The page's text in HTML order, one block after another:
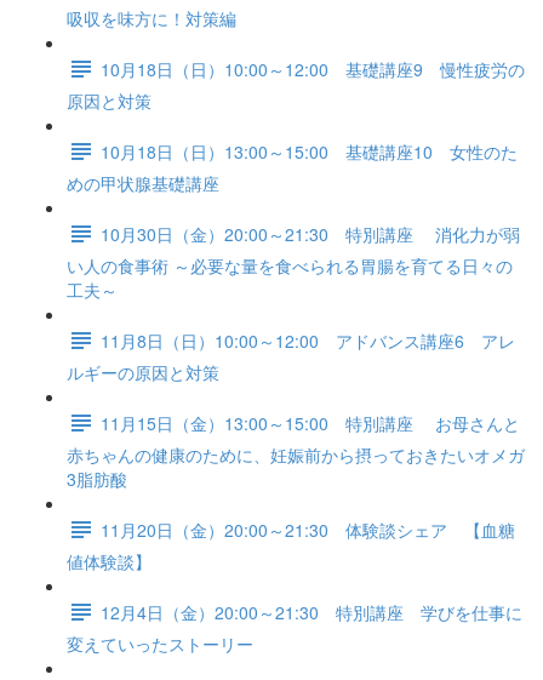
吸収を味方に！対策編
10月18日（日）10:00～12:00 基礎講座9 慢性疲労の
原因と対策
10月18日（日）13:00～15:00 基礎講座10 女性のた
めの甲状腺基礎講座
10月30日（金）20:00～21:30 特別講座 消化力が弱
い人の食事術 ～必要な量を食べられる胃腸を育てる日々の
工夫～
11月8日（日）10:00～12:00 アドバンス講座6 アレ
ルギーの原因と対策
11月15日（金）13:00～15:00 特別講座 お母さんと
赤ちゃんの健康のために、妊娠前から摂っておきたいオメガ
3脂肪酸
11月20日（金）20:00～21:30 体験談シェア 【血糖
値体験談】
12月4日（金）20:00～21:30 特別講座 学びを仕事に
変えていったストーリー